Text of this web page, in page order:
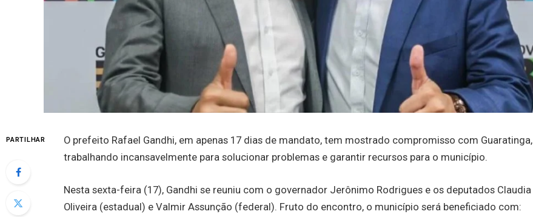
PARTILHAR
O prefeito Rafael Gandhi, em apenas 17 dias de mandato, tem mostrado compromisso com Guaratinga,
trabalhando incansavelmente para solucionar problemas e garantir recursos para o município.
Nesta sexta-feira (17), Gandhi se reuniu com o governador Jerônimo Rodrigues e os deputados Claudia
Oliveira (estadual) e Valmir Assunção (federal). Fruto do encontro, o município será beneficiado com: